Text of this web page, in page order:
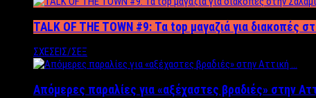
TALK OF THE TOWN #9: Τα top μαγαζιά για διακοπές
ΣΧΕΣΕΙΣ/ΣΕΞ
Απόμερες παραλίες για «αξέχαστες βραδιές» στην